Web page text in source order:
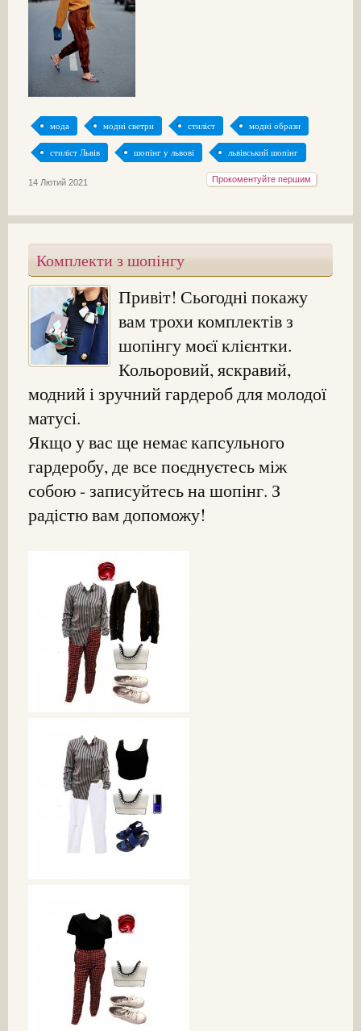
мода модні светри стиліст модні образи
стиліст Львів шопінг у львові львівський шопінг
Прокоментуйте першим
14 Лютий 2021
Комплекти з шопінгу
Привіт! Сьогодні покажу
вам трохи комплектів з
шопінгу моєї клієнтки.
Кольоровий, яскравий,
модний і зручний гардероб для молодої
матусі.
Якщо у вас ще немає капсульного
гардеробу, де все поєднуєтесь між
собою - записуйтесь на шопінг. З
радістю вам допоможу!